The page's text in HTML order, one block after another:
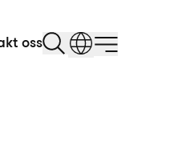
oss